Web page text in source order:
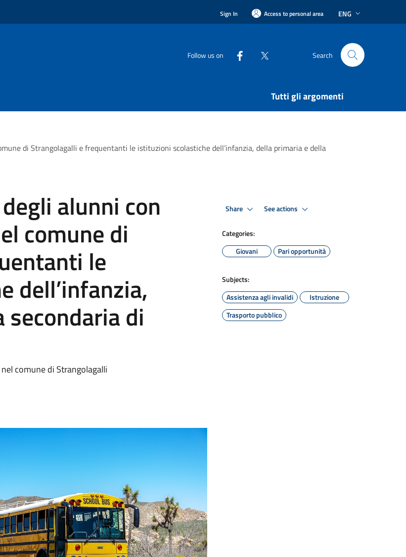
Sign In Access to personal area ENG
Follow us on Search
Tutti gli argomenti
di Strangolagalli e frequentanti le istituzioni scolastiche dell’infanzia, della primaria e della
alunni con
comune di
le
dell’infanzia,
di
comune di Strangolagalli
Share See actions
Categories:
Giovani
Pari opportunità
Subjects:
Assistenza agli invalidi
Istruzione
Trasporto pubblico